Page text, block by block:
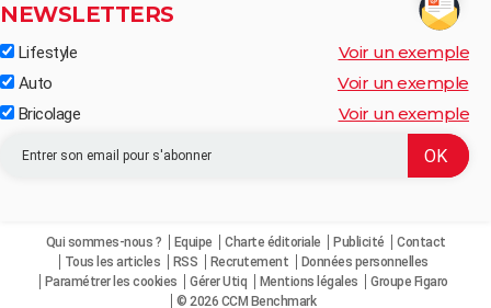
NEWSLETTERS
Lifestyle Voir un exemple
Auto Voir un exemple
Bricolage Voir un exemple
Qui sommes-nous ? Equipe Charte éditoriale Publicité
Contact
Tous les articles
RSS Recrutement
Données personnelles
Paramétrer les cookies
Gérer Utiq Mentions légales
Groupe Figaro
© 2026 CCM Benchmark